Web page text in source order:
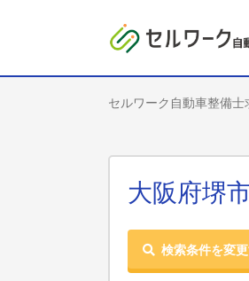
セルワーク自動車整備士
大阪府堺
検索条件を変